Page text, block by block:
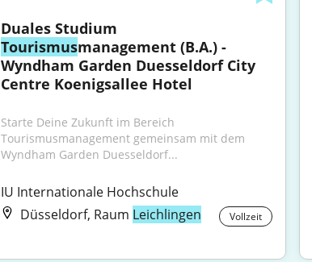
Tourismusmanagement (B.A.) -
Wyndham Garden Duesseldorf City
Centre Koenigsallee Hotel
Starte Deine Zukunft im Bereich
Tourismusmanagement gemeinsam mit dem
Wyndham Garden Duesseldorf...
IU Internationale Hochschule
Düsseldorf, Raum Leichlingen Vollzeit